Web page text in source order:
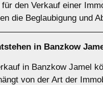
für den Verkauf einer
die Beglaubigung und
in Banzkow
in Banzkow Jamel
von der Art der